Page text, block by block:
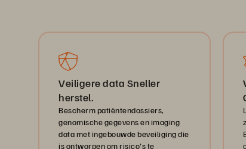
Veiligere data Sneller
herstel.
Bescherm patiëntendossiers,
genomische gegevens en imaging
data met ingebouwde beveiliging die
is ontworpen om risico's te